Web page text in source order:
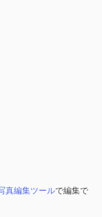
真編集ツールで編集で